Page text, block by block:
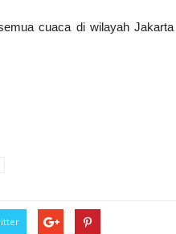
cuaca di wilayah